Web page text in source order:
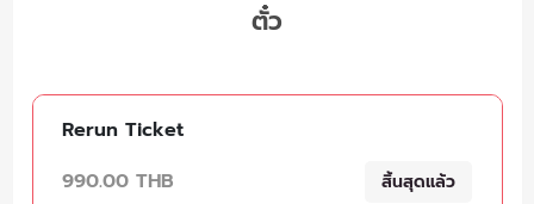
ตั๋ว
Rerun Ticket
990.00 THB
สิ้นสุดแล้ว